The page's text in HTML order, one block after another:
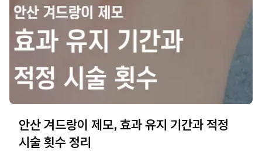
안산 겨드랑이 제모, 효과 유지 기간과 적정
시술 횟수 정리